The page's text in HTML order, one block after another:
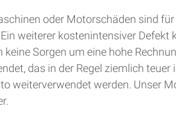
oder Motorschäden sind
weiterer kostenintensiver Defekt
keine Sorgen um eine hohe
das in der Regel ziemlich
weiterverwendet werden. Unser